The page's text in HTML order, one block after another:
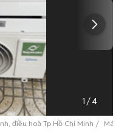
1 /4
điều hoà Tp Hồ Chí Minh Máy